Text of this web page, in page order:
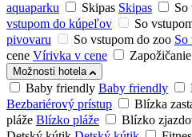
aquaparku
Skipas Skipas So
vstupom do kúpeľov
So
pivovaru
So vstupom do zoo So
cene Vírivka v cene
Možnosti hotela
Baby friendly Baby friendly
Bezbariérový prístup
Blízka
pláže Blízko pláže Blízko